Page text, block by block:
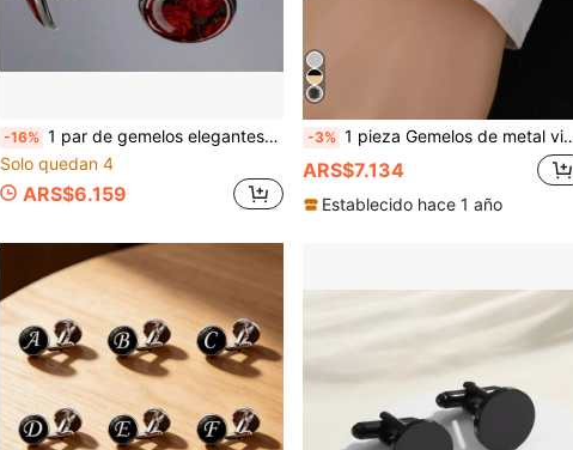
-16% 1 par de gemelos elegantes para hombre con diseño floral rojo incrustado en vidrio, accesorio formal, joyería decorativa exquisita con parte superior redonda, regalo
Solo quedan 4
ARS$6.159
-3% 1 pieza Gemelos de metal vintage plateados con rayas onduladas redondas para hombres, accesorios ajustables para puños de camisa para uso diario casual
ARS$7.134
Establecido hace 1 año